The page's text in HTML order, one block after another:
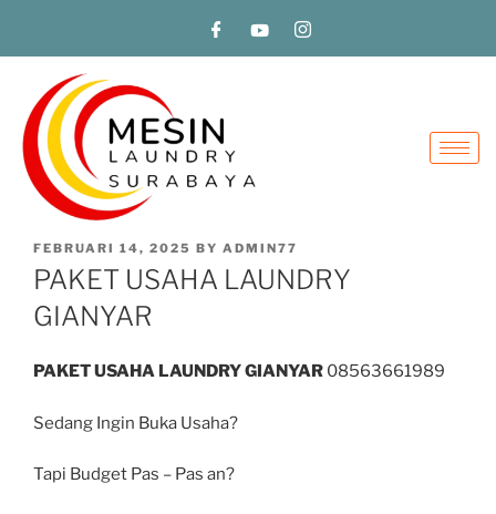
FEBRUARI 14, 2025 BY ADMIN77
PAKET USAHA LAUNDRY
GIANYAR
PAKET USAHA LAUNDRY GIANYAR 08563661989
Sedang Ingin Buka Usaha?
Tapi Budget Pas – Pas an?